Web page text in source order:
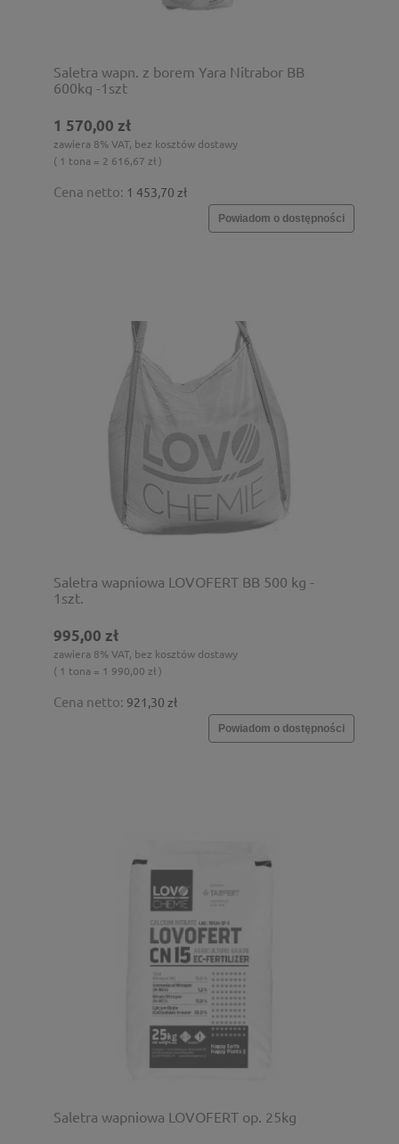
Saletra wapn. z borem Yara Nitrabor BB
600kg -1szt
1 570,00 zł
zawiera 8% VAT, bez kosztów dostawy
( 1 tona = 2 616,67 zł )
Cena netto: 1 453,70 zł
Powiadom o dostępności
Saletra wapniowa LOVOFERT BB 500 kg -
1szt.
995,00 zł
zawiera 8% VAT, bez kosztów dostawy
( 1 tona = 1 990,00 zł )
Cena netto: 921,30 zł
Powiadom o dostępności
Saletra wapniowa LOVOFERT op. 25kg